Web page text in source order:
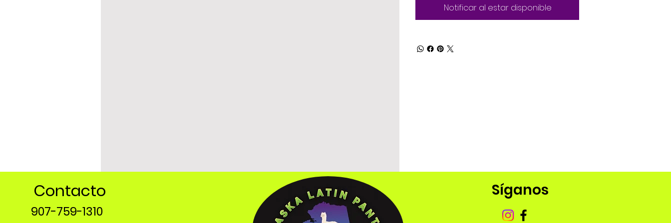
Notificar al estar disponible
Contacto
907-759-1310
Síganos